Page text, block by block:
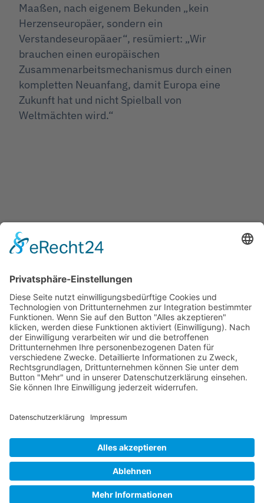
Maaßen, nach eigenem Bekunden „kein
Herzenseuropäer, sondern ein
Verstandeseuropäaer“, resümiert: „Wir
brauchen einen europäischen
Zusammenarbeitsmechanismus durch einen
kompletten Neuanfang, damit Europa eine
Zukunft hat und nicht Spielball von
Weltmächten wird.“
Jetzt teilen
Facebook Twitter
Pinterest WhatsApp Telegram
XING Email
KONTAKT
IMPRESSUM
DATENSCHUTZHINWEISE